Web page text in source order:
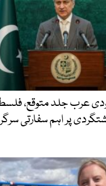
عرب جلد متوقع،
پر اہم سفارتی